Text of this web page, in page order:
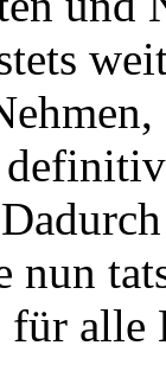
nun
alle